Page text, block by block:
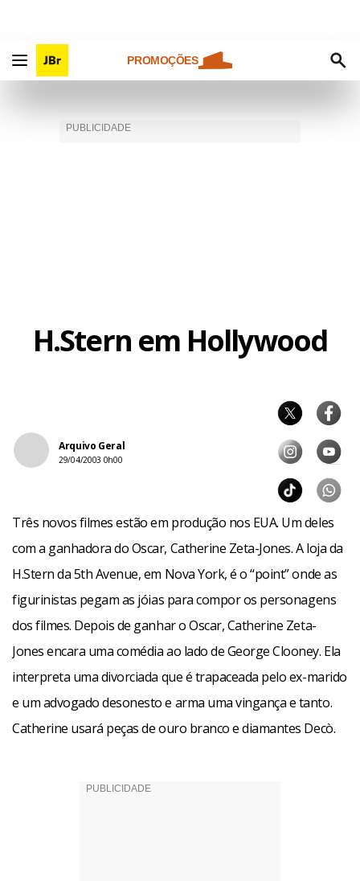
PROMOÇÕES
H.Stern em Hollywood
Arquivo Geral
29/04/2003 0h00
Três novos filmes estão em produção nos EUA. Um deles
com a ganhadora do Oscar, Catherine Zeta-Jones. A loja da
H.Stern da 5th Avenue, em Nova York, é o “point” onde as
figurinistas pegam as jóias para compor os personagens
dos filmes. Depois de ganhar o Oscar, Catherine Zeta-
Jones encara uma comédia ao lado de George Clooney. Ela
interpreta uma divorciada que é trapaceada pelo ex-marido
e um advogado desonesto e arma uma vingança e tanto.
Catherine usará peças de ouro branco e diamantes Decò.